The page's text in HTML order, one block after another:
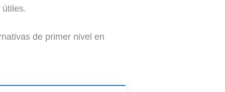
útiles.
de primer nivel en